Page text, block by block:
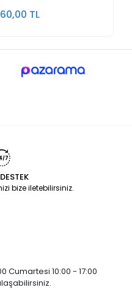
60,00 TL
bize iletebilirsiniz.
Cumartesi 10:00 - 17:00